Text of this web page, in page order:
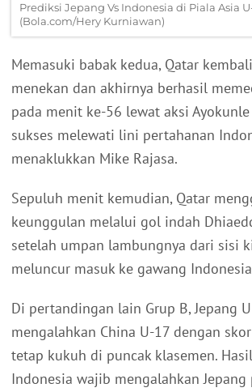
Prediksi Jepang Vs Indonesia di Piala Asia
(Bola.com/Hery Kurniawan)
Memasuki babak kedua, Qatar
menekan dan akhirnya berhasil
pada menit ke-56 lewat aksi Ayokunle
sukses melewati lini pertahanan
menaklukkan Mike Rajasa.
Sepuluh menit kemudian, Qatar
keunggulan melalui gol indah
setelah umpan lambungnya dari sisi
meluncur masuk ke gawang
Di pertandingan lain Grup B, Jepang
mengalahkan China U-17 dengan
tetap kukuh di puncak klasemen.
Indonesia wajib mengalahkan Jepang